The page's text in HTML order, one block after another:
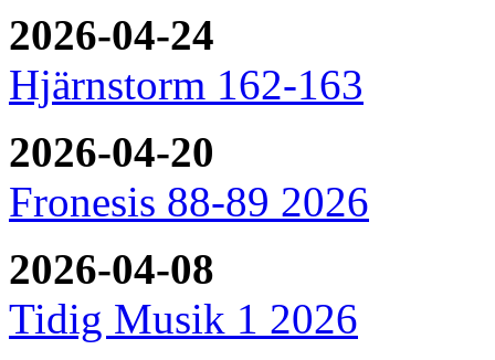
2026-04-24
Hjärnstorm 162-163
2026-04-20
Fronesis 88-89 2026
2026-04-08
Tidig Musik 1 2026